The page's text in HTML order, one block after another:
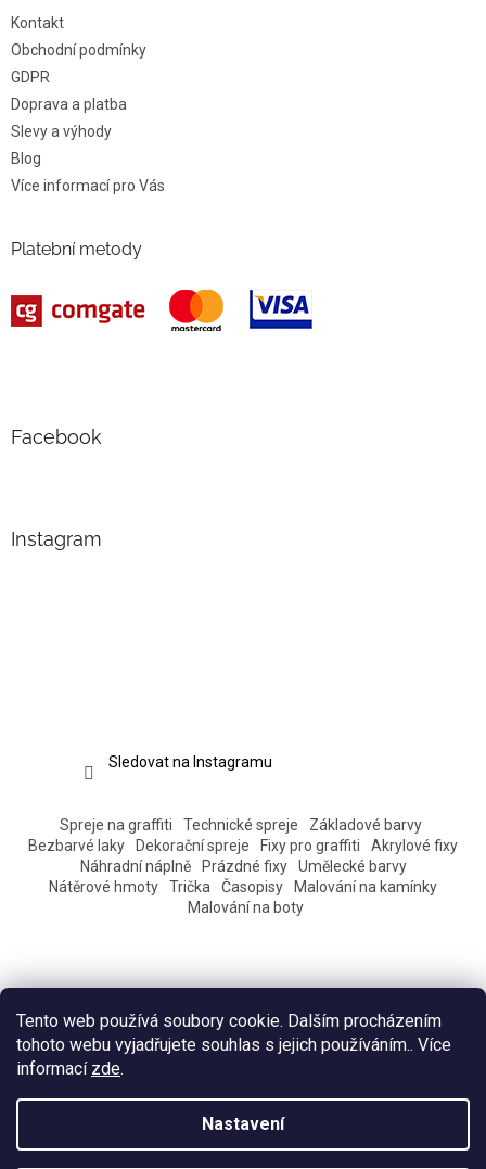
Tento web používá soubory cookie. Dalším procházením
tohoto webu vyjadřujete souhlas s jejich používáním.. Více
informací zde.
Nastavení
Kontakt
Obchodní podmínky
GDPR
Doprava a platba
Slevy a výhody
Blog
Více informací pro Vás
Platební metody
Facebook
Instagram
Sledovat na Instagramu
Spreje na graffiti Technické spreje
Základové barvy
Bezbarvé laky
Dekorační spreje Fixy pro graffiti
Akrylové fixy
Náhradní náplně
Prázdné fixy
Umělecké barvy
Nátěrové hmoty
Trička Časopisy
Malování na kamínky
Malování na boty